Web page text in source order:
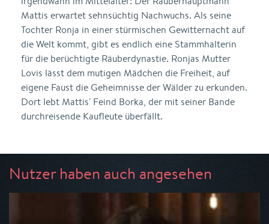
Mattis erwartet sehnsüchtig Nachwuchs. Als seine
Tochter Ronja in einer stürmischen Gewitternacht auf
die Welt kommt, gibt es endlich eine Stammhalterin
für die berüchtigte Räuberdynastie. Ronjas Mutter
Lovis lässt dem mutigen Mädchen die Freiheit, auf
eigene Faust die Geheimnisse der Wälder zu erkunden.
Dort lebt Mattis' Feind Borka, der mit seiner Bande
durchreisende Kaufleute überfällt.
Nutzer haben auch angesehen